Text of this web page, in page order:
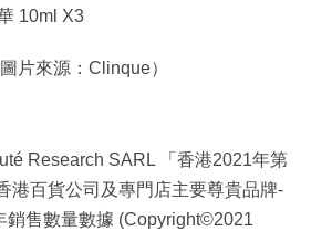
10ml X3
片來源：Clinque）
Research SARL 「香港2021年第
港百貨公司及專門店主要尊貴品牌-
銷售數量數據 (Copyright©️2021